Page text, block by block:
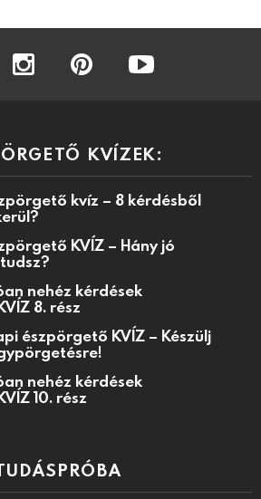
instagram
KVÍZEK:
kvíz – 8 kérdésből
KVÍZ – Hány jó
nehéz kérdések
8. rész
észpörgető KVÍZ – Készülj
nehéz kérdések
10. rész